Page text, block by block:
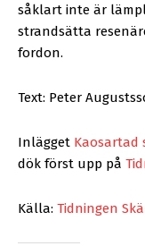
såklart inte är
strandsätta
fordon.
Text: Peter
Inlägget Kaosartad
dök först upp på
Källa: Tidningen